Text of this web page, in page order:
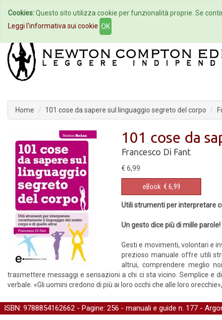
Home Autori Eventi
Home 101 cose da sapere sul linguaggio segreto del corpo
101 cose da
Francesco Di Fant
€ 6,99
eBook € 6,99
Utili strumenti per interpretare
Un gesto dice più di mille parole!
Gesti e movimenti, volontari e
prezioso manuale offre utili
altrui, comprendere meglio
trasmettere messaggi e sensazioni a chi ci sta vicino. Semplice e
verbale. «Gli uomini credono di più ai loro occhi che alle loro
ISBN: 9788854162662 - Pagine: 256 - manuali e guide n. 177 -
Cookies:Questo sito utilizza cookie per funzionalità proprie. Se
Leggi l'informativa sui cookie OK